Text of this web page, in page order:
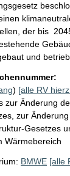
der bis
und
) [alle RV
zur Änderung
zur
Gesetzes
Wärmebereich
BMWE [alle